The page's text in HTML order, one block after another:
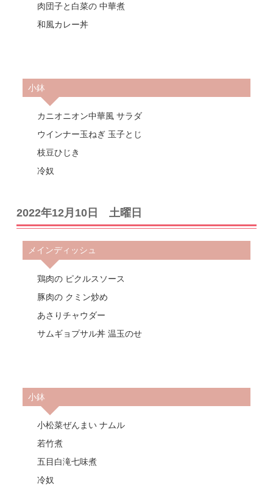
肉団子と白菜の 中華煮
和風カレー丼
小鉢
カニオニオン中華風 サラダ
ウインナー玉ねぎ 玉子とじ
枝豆ひじき
冷奴
2022年12月10日 土曜日
メインディッシュ
鶏肉の ピクルスソース
豚肉の クミン炒め
あさりチャウダー
サムギョプサル丼 温玉のせ
小鉢
小松菜ぜんまい ナムル
若竹煮
五目白滝七味煮
冷奴